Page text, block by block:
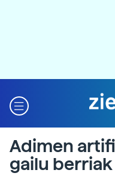
Adimen
gailu berriak